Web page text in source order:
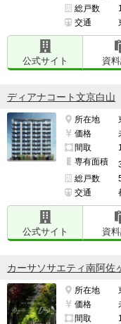
総戸数
交通
公式サイト 資
ディアナコート文京白山
所在地
価格
間取
専有面積
総戸数
交通
公式サイト 資
カーサソサエティ南阿佐
所在地
価格
間取